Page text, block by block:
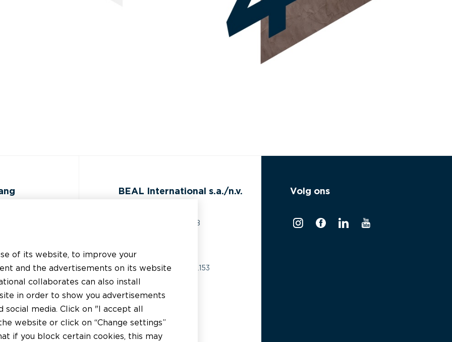
BEAL International s.a./n.v.
Rue du Tronquoy, 8
BTW:BE0414.592.153
info@beal.be
Volg ons
of its website, to improve your
and the advertisements on its website
collaborates can also install
in order to show you advertisements
media. Click on "I accept all
website or click on “Change settings”
if you block certain cookies, this may